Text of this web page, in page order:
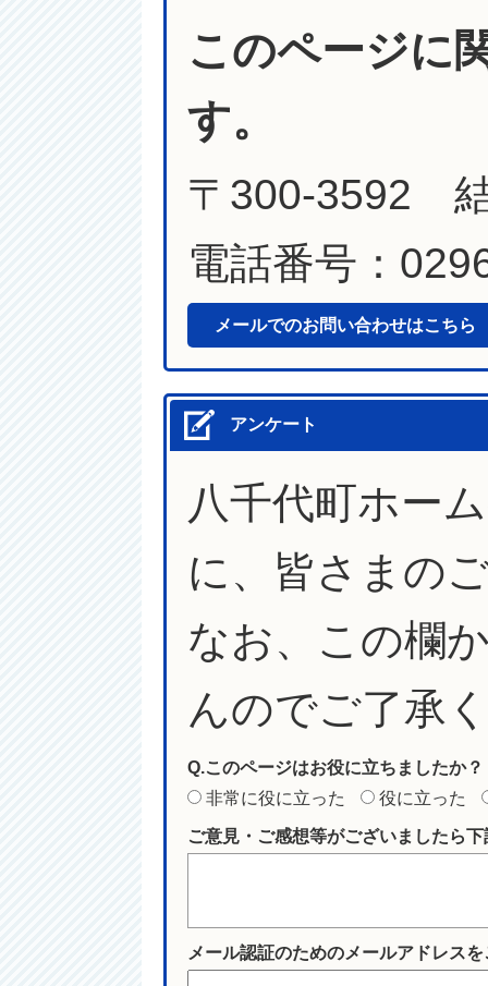
このページに
す。
〒300-3592
電話番号：
メールでのお問い合わせはこちら
アンケート
八千代町ホー
に、皆さまの
なお、この欄
んのでご了承
Q.このページはお役に立ちましたか？
非常に役に立った
役に立った
ご意見・ご感想等がございましたら
メール認証のためのメールアドレス